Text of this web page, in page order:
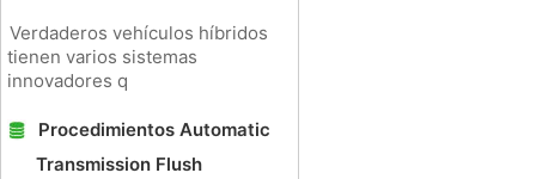
Verdaderos vehículos híbridos
tienen varios sistemas
innovadores q
Procedimientos Automatic
Transmission Flush